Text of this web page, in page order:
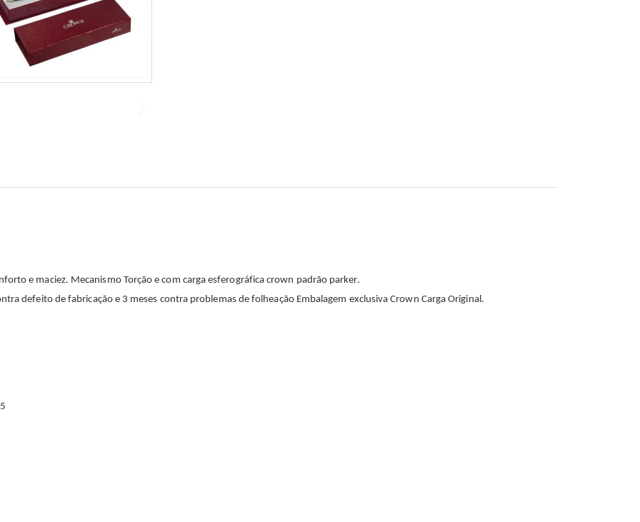
e maciez. Mecanismo Torção e com carga esferográfica crown padrão parker.
defeito de fabricação e 3 meses contra problemas de folheação Embalagem exclusiva Crown Carga Original.